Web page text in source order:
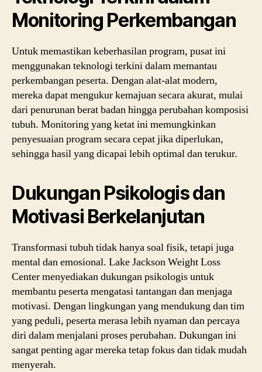
Monitoring Perkembangan
Untuk memastikan keberhasilan program, pusat ini
menggunakan teknologi terkini dalam memantau
perkembangan peserta. Dengan alat-alat modern,
mereka dapat mengukur kemajuan secara akurat, mulai
dari penurunan berat badan hingga perubahan komposisi
tubuh. Monitoring yang ketat ini memungkinkan
penyesuaian program secara cepat jika diperlukan,
sehingga hasil yang dicapai lebih optimal dan terukur.
Dukungan Psikologis dan
Motivasi Berkelanjutan
Transformasi tubuh tidak hanya soal fisik, tetapi juga
mental dan emosional. Lake Jackson Weight Loss
Center menyediakan dukungan psikologis untuk
membantu peserta mengatasi tantangan dan menjaga
motivasi. Dengan lingkungan yang mendukung dan tim
yang peduli, peserta merasa lebih nyaman dan percaya
diri dalam menjalani proses perubahan. Dukungan ini
sangat penting agar mereka tetap fokus dan tidak mudah
menyerah.